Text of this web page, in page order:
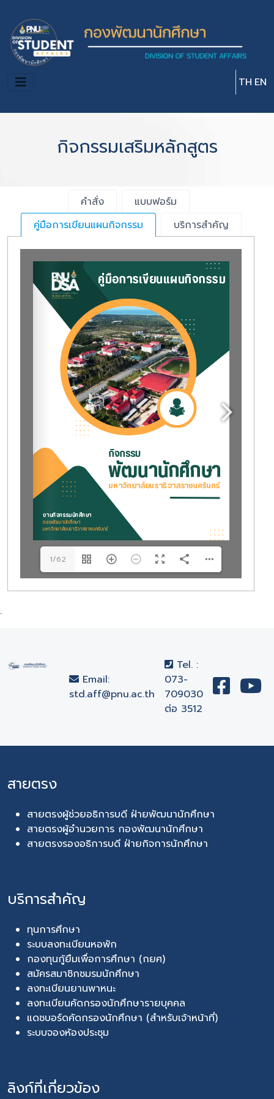
TH EN
กิจกรรมเสริมหลักสูตร
คำสั่ง
แบบฟอร์ม
คู่มือการเขียนแผนกิจกรรม
บริการสำคัญ
1/62
.
Email:
std.aff@pnu.ac.th
Tel. :
073-
709030
ต่อ 3512
สายตรง
สายตรงผู้ช่วยอธิการบดี ฝ่ายพัฒนานักศึกษา
สายตรงผู้อำนวยการ กองพัฒนานักศึกษา
สายตรงรองอธิการบดี ฝ่ายกิจการนักศึกษา
บริการสำคัญ
ทุนการศึกษา
ระบบลงทะเบียนหอพัก
กองทุนกู้ยืมเพื่อการศึกษา (กยศ)
สมัครสมาชิกชมรมนักศึกษา
ลงทะเบียนยานพาหนะ
ลงทะเบียนคัดกรองนักศึกษารายบุคคล
แดชบอร์ดคัดกรองนักศึกษา (สำหรับเจ้าหน้าที่)
ระบบจองห้องประชุม
ลิงก์ที่เกี่ยวข้อง